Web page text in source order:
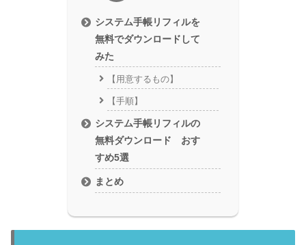
システム手帳リフィルを
無料でダウンロードして
みた
【用意するもの】
【手順】
システム手帳リフィルの
無料ダウンロード おす
すめ5選
まとめ